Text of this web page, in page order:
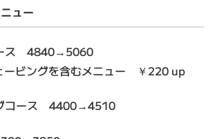
ュー
ース 4840→5060
ービングを含むメニュー ￥220 up
コース 4400→4510